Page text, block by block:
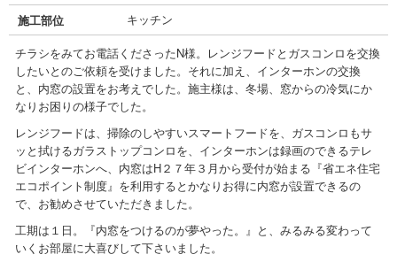
施工部位
キッチン
チラシをみてお電話くださったN様。レンジフードとガスコンロを交換
したいとのご依頼を受けました。それに加え、インターホンの交換
と、内窓の設置をお考えでした。施主様は、冬場、窓からの冷気にか
なりお困りの様子でした。
レンジフードは、掃除のしやすいスマートフードを、ガスコンロもサ
ッと拭けるガラストップコンロを、インターホンは録画のできるテレ
ビインターホンへ、内窓はH２７年３月から受付が始まる『省エネ住宅
エコポイント制度』を利用するとかなりお得に内窓が設置できるの
で、お勧めさせていただきました。
工期は１日。『内窓をつけるのが夢やった。』と、みるみる変わって
いくお部屋に大喜びして下さいました。